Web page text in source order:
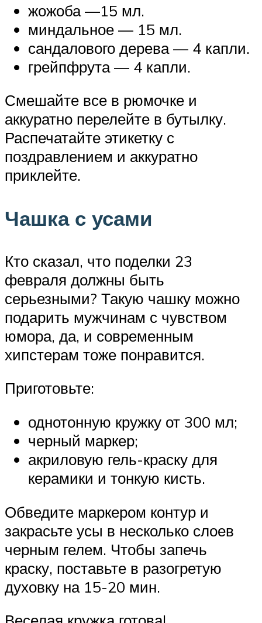
жожоба —15 мл.
миндальное — 15 мл.
сандалового дерева — 4 капли.
грейпфрута — 4 капли.
Смешайте все в рюмочке и
аккуратно перелейте в бутылку.
Распечатайте этикетку с
поздравлением и аккуратно
приклейте.
Чашка с усами
Кто сказал, что поделки 23
февраля должны быть
серьезными? Такую чашку можно
подарить мужчинам с чувством
юмора, да, и современным
хипстерам тоже понравится.
Приготовьте:
однотонную кружку от 300 мл;
черный маркер;
акриловую гель-краску для
керамики и тонкую кисть.
Обведите маркером контур и
закрасьте усы в несколько слоев
черным гелем. Чтобы запечь
краску, поставьте в разогретую
духовку на 15-20 мин.